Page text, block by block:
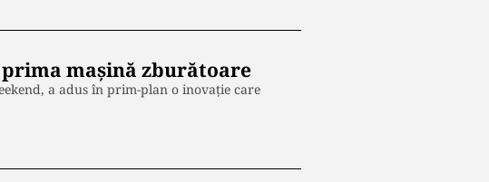
mașină zburătoare
a adus în prim-plan o inovație care